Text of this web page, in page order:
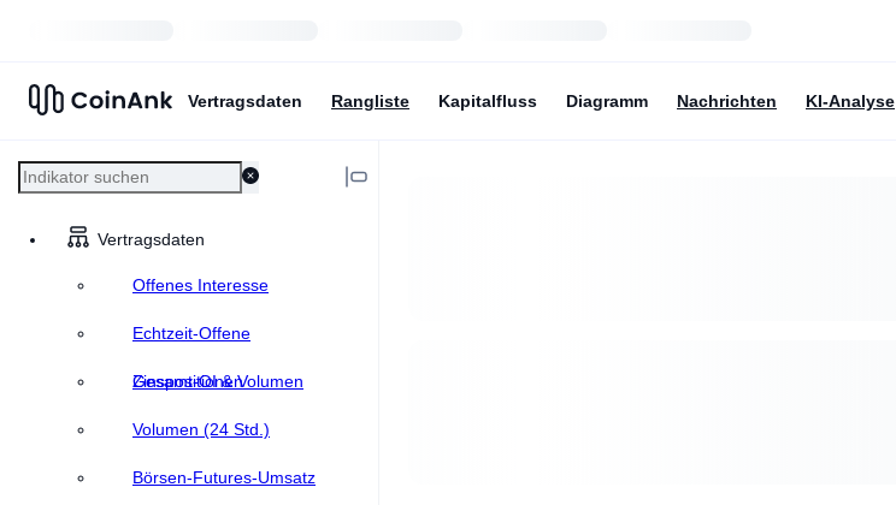
Vertragsdaten Rangliste Kapitalfluss Diagramm Nachrichten KI-Analyse
Vertragsdaten
Offenes Interesse
Echtzeit-Offene
Zinspositionen
Gesamt-OI & Volumen
Volumen (24 Std.)
Börsen-Futures-Umsatz